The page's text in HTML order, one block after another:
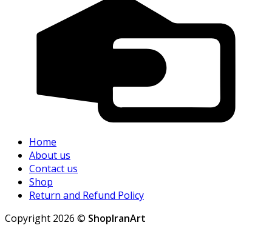
Home
About us
Contact us
Shop
Return and Refund Policy
Copyright 2026 © ShopIranArt